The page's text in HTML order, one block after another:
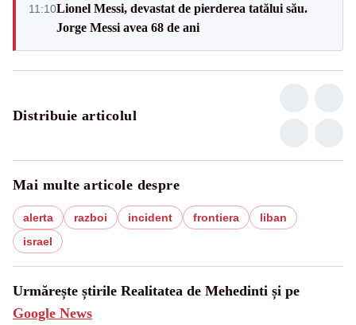
11:10Lionel Messi, devastat de pierderea tatălui său.
Jorge Messi avea 68 de ani
Distribuie articolul
Mai multe articole despre
alerta razboi incident frontiera
liban
israel
Urmărește știrile Realitatea de Mehedinti și pe
Google News